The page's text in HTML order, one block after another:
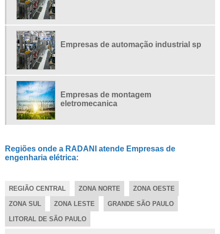
MONTAGEM DE PAINEL COMANDO ELETRICO
MONTAGEM DE PAINEL DE COMANDO
MONTAGEM DE SISTEMA FOTOVOLTAICO
PAINEL DE AUTOMAÇÃO
PAINEL DE AUTOMAÇÃO INDUSTRIAL
PAINEL DE CONTROLE AUTOMAÇÃO
PRESTAÇÃO DE SERVIÇOS DE ENGENHARIA ELETRICA
PROJETO QUADRO DE COMANDO
PROJETOS DE ENGENHARIA ELETRICA
RETROFIT DE EQUIPAMENTOS
Empresas de automação industrial sp
Empresas de montagem
eletromecanica
Regiões onde a RADANI atende Empresas de
engenharia elétrica:
REGIÃO CENTRAL ZONA NORTE ZONA OESTE
ZONA SUL ZONA LESTE GRANDE SÃO PAULO
LITORAL DE SÃO PAULO